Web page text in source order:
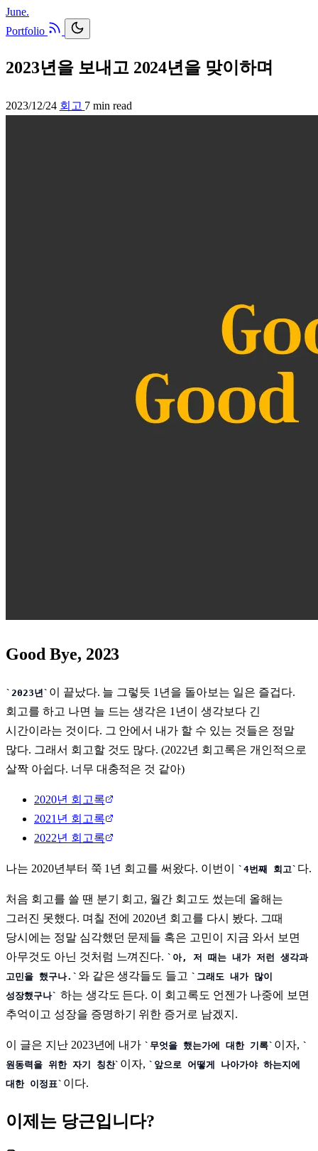
June.
Portfolio
2023년을 보내고 2024년을 맞이하며
2023/12/24 회고 7 min read
Good Bye, 2023
2023년
이 끝났다. 늘 그렇듯 1년을 돌아보는 일은 즐겁다.
회고를 하고 나면 늘 드는 생각은 1년이 생각보다 긴
시간이라는 것이다. 그 안에서 내가 할 수 있는 것들은 정말
많다. 그래서 회고할 것도 많다. (2022년 회고록은 개인적으로
살짝 아쉽다. 너무 대충적은 것 같아)
2020년 회고록
2021년 회고록
2022년 회고록
나는 2020년부터 쭉 1년 회고를 써왔다. 이번이 4번째 회고 다.
처음 회고를 쓸 땐 분기 회고, 월간 회고도 썼는데 올해는
그러진 못했다. 며칠 전에 2020년 회고를 다시 봤다. 그때
당시에는 정말 심각했던 문제들 혹은 고민이 지금 와서 보면
아무것도 아닌 것처럼 느껴진다.
아, 저 때는 내가 저런 생각과
고민을 했구나.
와 같은 생각들도 들고
그래도 내가 많이
성장했구나
하는 생각도 든다. 이 회고록도 언젠가 나중에 보면
추억이고 성장을 증명하기 위한 증거로 남겠지.
이 글은 지난 2023년에 내가 무엇을 했는가에 대한 기록 이자,
원동력을 위한 자기 칭찬 이자,
앞으로 어떻게 나아가야 하는지에
대한 이정표
이다.
이제는 당근입니다?